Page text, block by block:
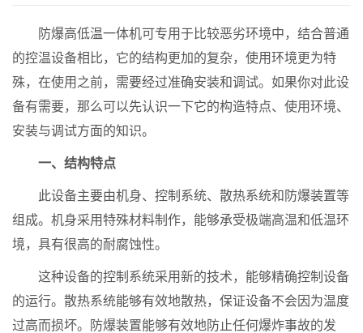
防爆高低温一体机可专用于比较恶劣环境中，结合普通
的控温设备相比，它的结构更加的复杂，使用环境更为特
殊，在使用之前，需要经过准确安装和调试。如果你对此设
备有需要，那么可以先认识一下它的构造特点、使用环境、
安装与调试方面的知识。
一、结构特点
此设备主要由机身、控制系统、散热系统和防爆装置等
组成。机身采用特殊材料制作，能够承受极端高温和低温环
境，具有很高的耐腐蚀性。
这种设备的控制系统采用新的技术，能够精确控制设备
的运行。散热系统能够有效地散热，保证设备不会因为温度
过高而损坏。防爆装置能够有效地防止任何爆炸事故的发